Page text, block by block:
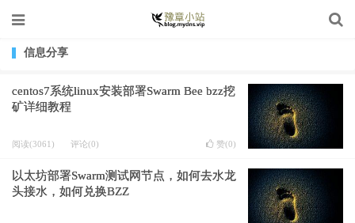
信息分享
centos7系统linux安装部署Swarm Bee bzz挖
矿详细教程
阅读(3061) 评论(0) 赞(0)
以太坊部署Swarm测试网节点，如何去水龙
头接水，如何兑换BZZ